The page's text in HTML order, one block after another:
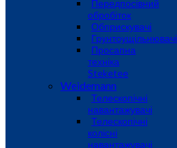
Передпосівний
обробіток
Обприскувачі
Грунтоущільнювачі
Просапна
техніка
Steketee
Weidemann
Телескопічні
навантажувачі
Телескопічні
колісні
навантажувачі